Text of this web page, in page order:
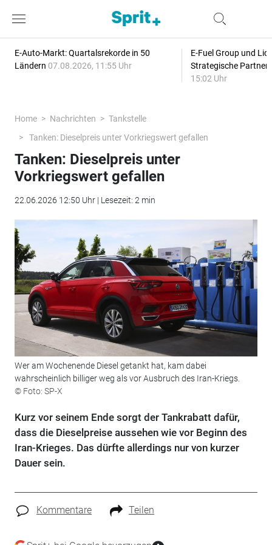
E-Auto-Markt: Quartalsrekorde in 50
Ländern 07.08.2026, 11:55 Uhr
E-Fuel Group und
Strategische
15:02 Uhr
Home Nachrichten
Tankstelle
Tanken: Dieselpreis unter Vorkriegswert gefallen
Tanken: Dieselpreis unter
Vorkriegswert gefallen
22.06.2026 12:50 Uhr | Lesezeit: 2 min
Wer am Wochenende Diesel getankt hat, kam dabei
wahrscheinlich billiger weg als vor Ausbruch des Iran-Kriegs.
© Foto: SP-X
Kurz vor seinem Ende sorgt der Tankrabatt dafür,
dass die Dieselpreise aussehen wie vor Beginn des
Iran-Krieges. Das dürfte allerdings nur von kurzer
Dauer sein.
Kommentare Teilen